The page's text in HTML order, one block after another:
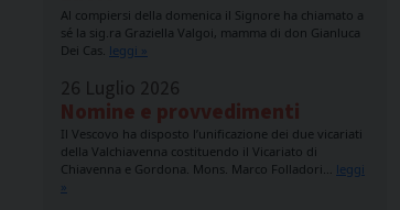
Al compiersi della domenica il Signore ha chiamato a
sé la sig.ra Graziella Valgoi, mamma di don Gianluca
Dei Cas. leggi »
26 Luglio 2026
Nomine e provvedimenti
Il Vescovo ha disposto l’unificazione dei due vicariati
della Valchiavenna costituendo il Vicariato di
Chiavenna e Gordona. Mons. Marco Folladori… leggi
»